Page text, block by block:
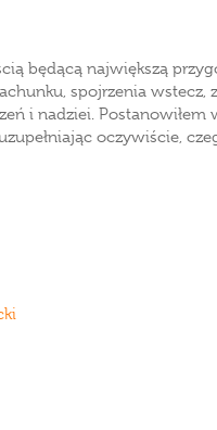
będącą największą
spojrzenia
i nadziei. Postanowiłem
oczywiście,